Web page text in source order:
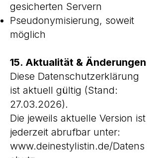
gesicherten Servern
Pseudonymisierung, soweit
möglich
15. Aktualität & Änderungen
Diese Datenschutzerklärung
ist aktuell gültig (Stand:
27.03.2026).
Die jeweils aktuelle Version ist
jederzeit abrufbar unter:
www.deinestylistin.de/Datens